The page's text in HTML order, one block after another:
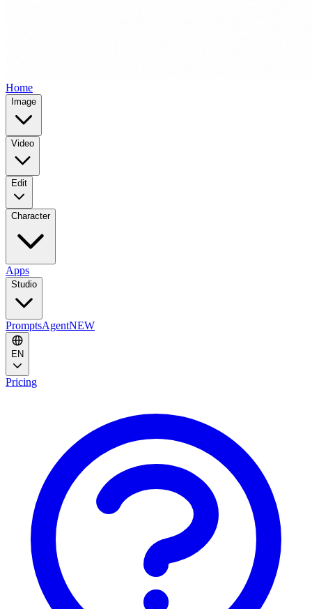
Home
Image
Video
Edit
Character
Apps
Studio
PromptsAgentNEW
EN
Pricing